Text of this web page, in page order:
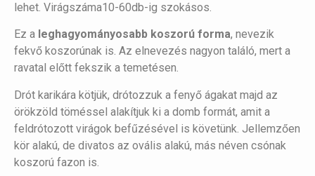
lehet. Virágszáma10-60db-ig szokásos.
Ez a leghagyományosabb koszorú forma, nevezik
fekvő koszorúnak is. Az elnevezés nagyon találó, mert a
ravatal előtt fekszik a temetésen.
Drót karikára kötjük, drótozzuk a fenyő ágakat majd az
örökzöld töméssel alakítjuk ki a domb formát, amit a
feldrótozott virágok befűzésével is követünk. Jellemzően
kör alakú, de divatos az ovális alakú, más néven csónak
koszorú fazon is.